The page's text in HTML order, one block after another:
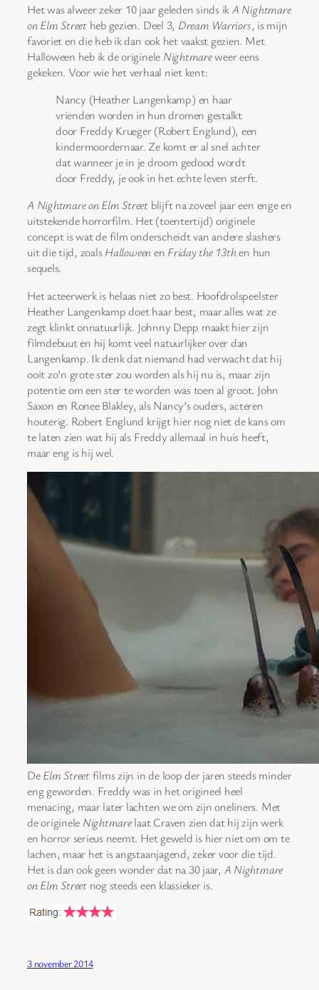
Het was alweer zeker 10 jaar geleden sinds ikA Nightmare
on Elm Streetheb gezien. Deel 3, Dream Warriors, is mijn
favoriet en die heb ik dan ook het vaakst gezien. Met
Halloween heb ik de originele Nightmareweer eens
gekeken. Voor wie het verhaal niet kent:
Nancy (Heather Langenkamp) en haar
vrienden worden in hun dromen gestalkt
door Freddy Krueger (Robert Englund), een
kindermoordernaar. Ze komt er al snel achter
dat wanneer je in je droom gedood wordt
door Freddy, je ook in het echte leven sterft.
A Nightmare on Elm Street blijft na zoveel jaar een enge en
uitstekende horrorfilm. Het (toentertijd) originele
concept is wat de film onderscheidt van andere slashers
uit die tijd, zoalsHalloweenen Friday the 13then hun
sequels.
Het acteerwerk is helaas niet zo best. Hoofdrolspeelster
Heather Langenkamp doet haar best, maar alles wat ze
zegt klinkt onnatuurlijk. Johnny Depp maakt hier zijn
filmdebuut en hij komt veel natuurlijker over dan
Langenkamp. Ik denk dat niemand had verwacht dat hij
ooit zo’n grote ster zou worden als hij nu is, maar zijn
potentie om een ster te worden was toen al groot. John
Saxon en Ronee Blakley, als Nancy’s ouders, acteren
houterig. Robert Englund krijgt hier nog niet de kans om
te laten zien wat hij als Freddy allemaal in huis heeft,
maar eng is hij wel.
DeElm Streetfilms zijn in de loop der jaren steeds minder
eng geworden. Freddy was in het origineel heel
menacing, maar later lachten we om zijn oneliners. Met
de originele Nightmarelaat Craven zien dat hij zijn werk
en horror serieus neemt. Het geweld is hier niet om om te
lachen, maar het is angstaanjagend, zeker voor die tijd.
Het is dan ook geen wonder dat na 30 jaar, A Nightmare
on Elm Streetnog steeds een klassieker is.
3 november 2014